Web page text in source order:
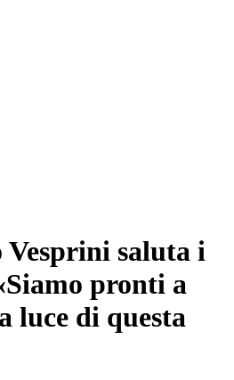
Vesprini saluta i
pronti a
luce di questa